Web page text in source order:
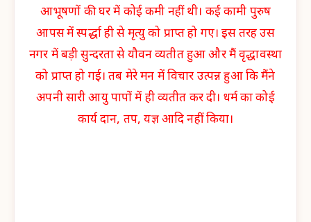
आभूषणों की घर में कोई कमी नहीं थी। कई कामी पुरुष
आपस में स्पर्द्धा ही से मृत्यु को प्राप्त हो गए। इस तरह उस
नगर में बड़ी सुन्दरता से यौवन व्यतीत हुआ और मैं वृद्धावस्था
को प्राप्त हो गई। तब मेरे मन में विचार उत्पन्न हुआ कि मैंने
अपनी सारी आयु पापों में ही व्यतीत कर दी। धर्म का कोई
कार्य दान, तप, यज्ञ आदि नहीं किया।